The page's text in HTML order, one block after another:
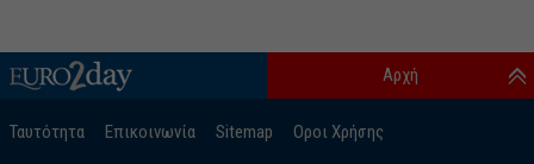
Ταυτότητα Επικοινωνία Sitemap Οροι Χρήσης
Αρχή